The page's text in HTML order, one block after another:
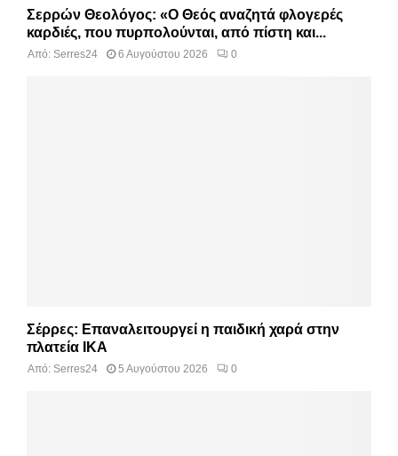
Σερρών Θεολόγος: «Ο Θεός αναζητά φλογερές
καρδιές, που πυρπολούνται, από πίστη και...
Από: Serres24 6 Αυγούστου 2026 0
Σέρρες: Επαναλειτουργεί η παιδική χαρά στην
πλατεία ΙΚΑ
Από: Serres24 5 Αυγούστου 2026 0